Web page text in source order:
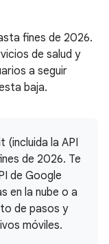
fines de 2026.
de salud y
a seguir
baja.
(incluida la API
de 2026. Te
de Google
en la nube o a
de pasos y
móviles.